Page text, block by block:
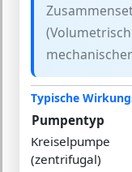
Typische
Pumpentyp
Kreiselpumpe
(zentrifugal)